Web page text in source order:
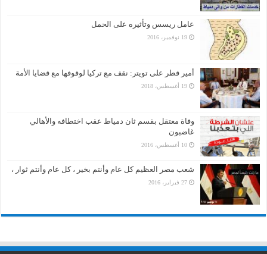
عامل ريسس وتأثيره على الحمل
19 نوفمبر، 2016
أمير قطر على تويتر: نقف مع تركيا لوقوفها مع قضايا الأمة
19 أغسطس، 2018
وفاة معتقل بقسم ثان دمياط عقب اختطافه والأهالي
غاضبون
10 أغسطس، 2016
شعب مصر العظيم كل عام وأنتم بخير ، كل عام وأنتم ثوار ،
27 فبراير، 2016